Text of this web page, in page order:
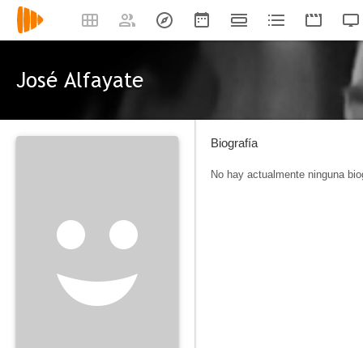
José Alfayate
Biografía
No hay actualmente ninguna